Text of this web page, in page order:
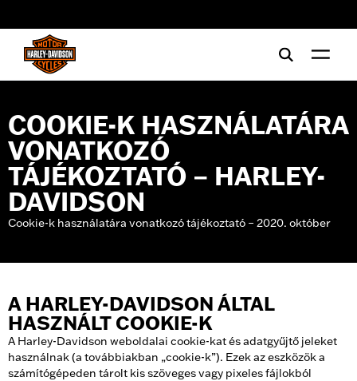
COOKIE-K HASZNÁLATÁRA
VONATKOZÓ
TÁJÉKOZTATÓ – HARLEY-
DAVIDSON
Cookie-k használatára vonatkozó tájékoztató – 2020. október
A HARLEY-DAVIDSON ÁLTAL
HASZNÁLT COOKIE-K
A Harley-Davidson weboldalai cookie-kat és adatgyűjtő jeleket
használnak (a továbbiakban „cookie-k”). Ezek az eszközök a
számítógépeden tárolt kis szöveges vagy pixeles fájlokból